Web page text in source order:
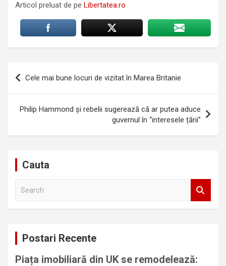
Articol preluat de pe Libertatea.ro
Navigare
articole
Cele mai bune locuri de vizitat în Marea Britanie
Philip Hammond și rebelii sugerează că ar putea aduce
guvernul în “interesele țării”
Cauta
Postari Recente
Piața imobiliară din UK se remodelează: